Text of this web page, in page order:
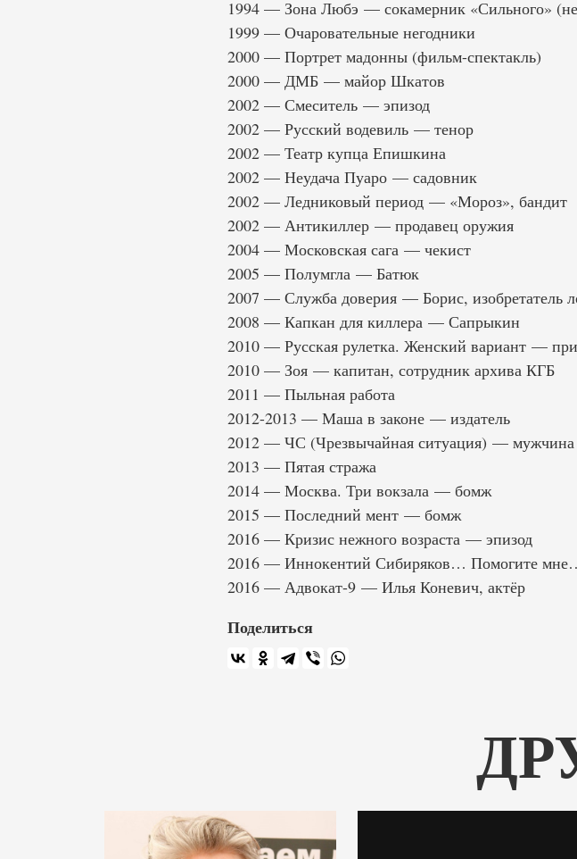
1994 — Зона Любэ — сокамерник «Сильного»
1999 — Очаровательные негодники
2000 — Портрет мадонны (фильм-спектакль)
2000 — ДМБ — майор Шкатов
2002 — Смеситель — эпизод
2002 — Русский водевиль — тенор
2002 — Театр купца Епишкина
2002 — Неудача Пуаро — садовник
2002 — Ледниковый период — «Мороз», бандит
2002 — Антикиллер — продавец оружия
2004 — Московская сага — чекист
2005 — Полумгла — Батюк
2007 — Служба доверия — Борис, изобретатель
2008 — Капкан для киллера — Сапрыкин
2010 — Русская рулетка. Женский вариант —
2010 — Зоя — капитан, сотрудник архива КГБ
2011 — Пыльная работа
2012-2013 — Маша в законе — издатель
2012 — ЧС (Чрезвычайная ситуация) — мужчина
2013 — Пятая стража
2014 — Москва. Три вокзала — бомж
2015 — Последний мент — бомж
2016 — Кризис нежного возраста — эпизод
2016 — Иннокентий Сибиряков… Помогите
2016 — Адвокат-9 — Илья Коневич, актёр
Поделиться